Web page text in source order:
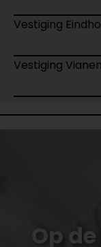
Vestiging
Vestiging Vianen
Op